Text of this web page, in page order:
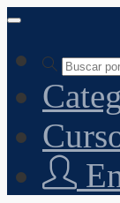
Abrir